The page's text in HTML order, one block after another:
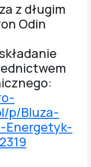
z długim
Odin
p/Bluza-
Energetyk-